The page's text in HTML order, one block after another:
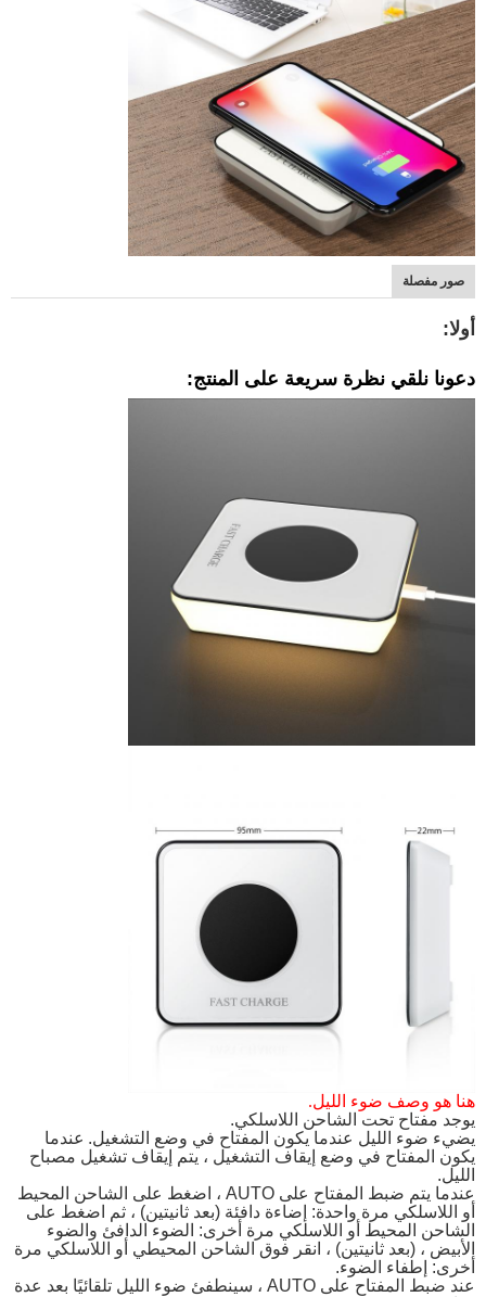
صور مفصلة
أولا:
دعونا نلقي نظرة سريعة على المنتج:
هنا هو وصف ضوء الليل.
يوجد مفتاح تحت الشاحن اللاسلكي.
يضيء ضوء الليل عندما يكون المفتاح في وضع التشغيل. عندما
يكون المفتاح في وضع إيقاف التشغيل ، يتم إيقاف تشغيل مصباح
الليل.
عندما يتم ضبط المفتاح على AUTO ، اضغط على الشاحن المحيط
أو اللاسلكي مرة واحدة: إضاءة دافئة (بعد ثانيتين) ، ثم اضغط على
الشاحن المحيط أو اللاسلكي مرة أخرى: الضوء الدافئ والضوء
الأبيض ، (بعد ثانيتين) ، انقر فوق الشاحن المحيطي أو اللاسلكي مرة
أخرى: إطفاء الضوء.
عند ضبط المفتاح على AUTO ، سينطفئ ضوء الليل تلقائيًا بعد عدة